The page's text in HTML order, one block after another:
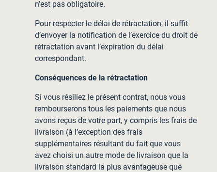
n’est pas obligatoire.
Pour respecter le délai de rétractation, il suffit
d’envoyer la notification de l’exercice du droit de
rétractation avant l’expiration du délai
correspondant.
Conséquences de la rétractation
Si vous résiliez le présent contrat, nous vous
rembourserons tous les paiements que nous
avons reçus de votre part, y compris les frais de
livraison (à l’exception des frais
supplémentaires résultant du fait que vous
avez choisi un autre mode de livraison que la
livraison standard la plus avantageuse que